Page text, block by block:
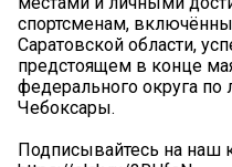
спортсменам,
Саратовской области,
предстоящем в конце
федерального округа по
Чебоксары.
Подписывайтесь на наш